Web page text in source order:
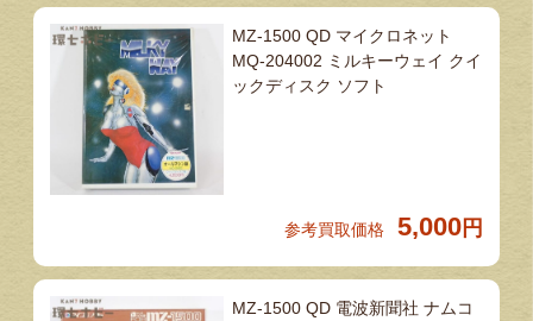
MZ-1500 QD マイクロネット
MQ-204002 ミルキーウェイ クイ
ックディスク ソフト
参考買取価格 5,000 円
MZ-1500 QD 電波新聞社 ナムコ